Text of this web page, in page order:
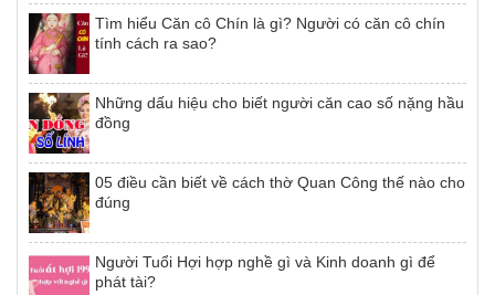
Tìm hiểu Căn cô Chín là gì? Người có căn cô chín
tính cách ra sao?
Những dấu hiệu cho biết người căn cao số nặng hầu
đồng
05 điều cần biết về cách thờ Quan Công thế nào cho
đúng
Người Tuổi Hợi hợp nghề gì và Kinh doanh gì để
phát tài?